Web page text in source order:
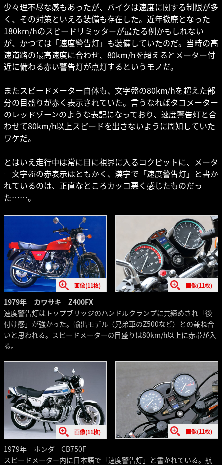
少々理不尽な感もあったが、バイクは速度に関する制限が多
く、その対策といえる装備も存在した。近年撤廃となった
180km/hのスピードリミッターが最たる例かもしれない
が、かつては「速度警告灯」も装備していたのだ。当時の高
速道路の最高速度に合わせ、80km/hを超えるとメーター付
近に備わる赤い警告灯が点灯するというモノだ。
またスピードメーター自体も、文字盤の80km/hを超えた部
分の目盛りが赤く表示されていた。言うなればタコメーター
のレッドゾーンのような表記になっており、速度警告灯と合
わせて80km/h以上スピードを出さないように周知していた
ワケだ。
とはいえ走行中は常に目に視界に入るコクピットに、メータ
ー文字盤の赤表示はともかく、漢字で「速度警告灯」と書か
れているのは、正直なところカッコ悪く感じたものだっ
た……。
画像(11枚) 画像(11枚)
1979年 カワサキ Z400FX
速度警告灯はトップブリッジのハンドルクランプに共締めされ「後
付け感」が強かった。輸出モデル（兄弟車のZ500など）との兼ね合
いと思われる。スピードメーターの目盛りは80km/h以上に赤帯が入
る。
画像(11枚) 画像(11枚)
1979年 ホンダ CB750F
スピードメーター内に日本語で「速度警告灯」と書かれている。航